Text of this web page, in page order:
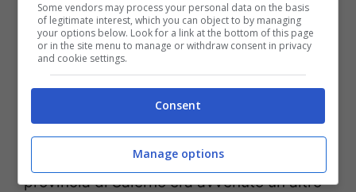
Un’estate terribile, fin qui, per quanto
riguarda gli incidenti stradali, spesso
Ziennaè solo l’ultima
vittima di una serie lunghissima, registrata
lungo tutto lo Stivale. Solo ieri mattina in
provincia di Salerno era avvenuto un altro
Some vendors may process your personal data on the basis
of legitimate interest, which you can object to by managing
your options below. Look for a link at the bottom of this page
or in the site menu to manage or withdraw consent in privacy
and cookie settings.
Consent
Manage options